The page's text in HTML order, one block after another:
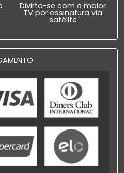
Divirta-se com a maior
TV por assinatura via
satélite